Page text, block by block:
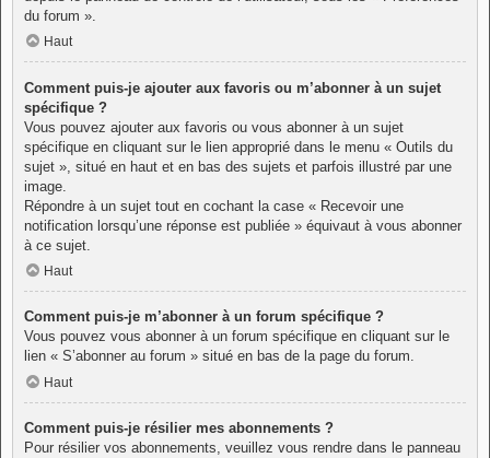
du forum ».
Haut
Comment puis-je ajouter aux favoris ou m’abonner à un sujet
spécifique ?
Vous pouvez ajouter aux favoris ou vous abonner à un sujet
spécifique en cliquant sur le lien approprié dans le menu « Outils du
sujet », situé en haut et en bas des sujets et parfois illustré par une
image.
Répondre à un sujet tout en cochant la case « Recevoir une
notification lorsqu’une réponse est publiée » équivaut à vous abonner
à ce sujet.
Haut
Comment puis-je m’abonner à un forum spécifique ?
Vous pouvez vous abonner à un forum spécifique en cliquant sur le
lien « S’abonner au forum » situé en bas de la page du forum.
Haut
Comment puis-je résilier mes abonnements ?
Pour résilier vos abonnements, veuillez vous rendre dans le panneau